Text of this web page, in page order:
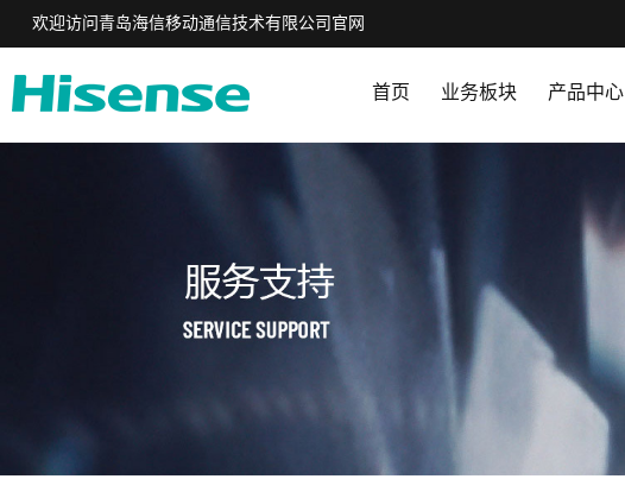
欢迎访问青岛海信移动通信技术有限公司官网
首页 业务板块 产品中心